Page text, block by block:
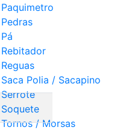
Paquimetro
Pedras
Pá
Rebitador
Reguas
Saca Polia / Sacapino
Serrote
Soquete
Tornos / Morsas